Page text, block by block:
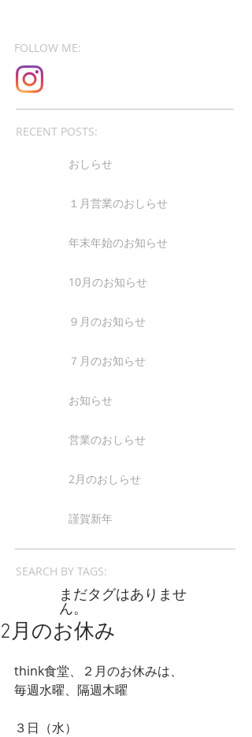
RECENT POSTS:
SEARCH BY TAGS:
FOLLOW ME:
まだタグはありませ
ん。
2月のお休み
think食堂、２月のお休みは、
毎週水曜、隔週木曜
３日（水）
おしらせ
１月営業のおしらせ
年末年始のお知らせ
10月のお知らせ
９月のお知らせ
７月のお知らせ
お知らせ
営業のおしらせ
2月のおしらせ
謹賀新年